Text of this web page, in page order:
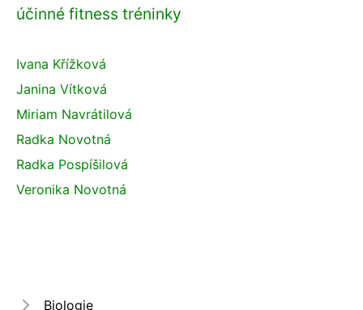
účinné fitness tréninky
Ivana Křížková
Janina Vítková
Miriam Navrátilová
Radka Novotná
Radka Pospíšilová
Veronika Novotná
Biologie